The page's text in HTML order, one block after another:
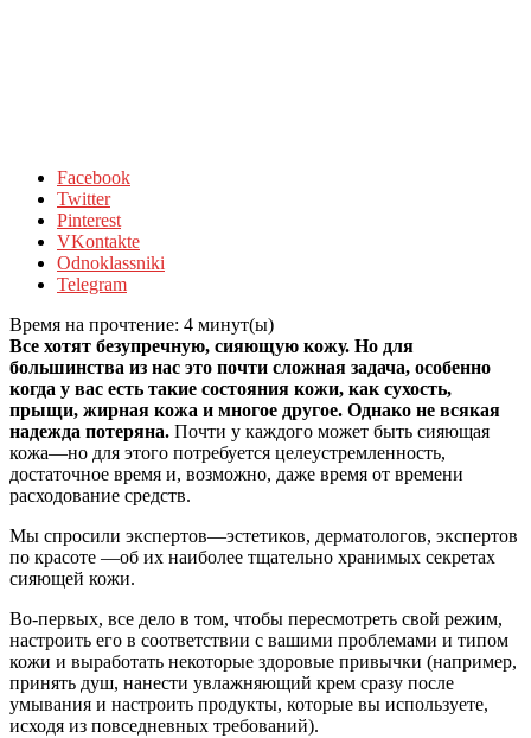
Facebook
Twitter
Pinterest
VKontakte
Odnoklassniki
Telegram
Время на прочтение: 4 минут(ы)
Все хотят безупречную, сияющую кожу. Но для
большинства из нас это почти сложная задача, особенно
когда у вас есть такие состояния кожи, как сухость,
прыщи, жирная кожа и многое другое. Однако не всякая
надежда потеряна. Почти у каждого может быть сияющая
кожа—но для этого потребуется целеустремленность,
достаточное время и, возможно, даже время от времени
расходование средств.
Мы спросили экспертов—эстетиков, дерматологов, экспертов
по красоте —об их наиболее тщательно хранимых секретах
сияющей кожи.
Во-первых, все дело в том, чтобы пересмотреть свой режим,
настроить его в соответствии с вашими проблемами и типом
кожи и выработать некоторые здоровые привычки (например,
принять душ, нанести увлажняющий крем сразу после
умывания и настроить продукты, которые вы используете,
исходя из повседневных требований).